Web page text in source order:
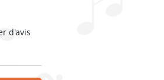
d'avis